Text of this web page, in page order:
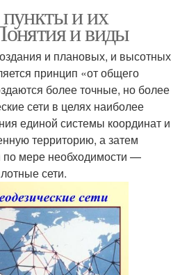
пункты и их
и виды
и плановых, и высотных
принцип «от общего
более точные, но более
сети в целях наиболее
единой системы координат и
территорию, а затем
по мере необходимости —
сети.